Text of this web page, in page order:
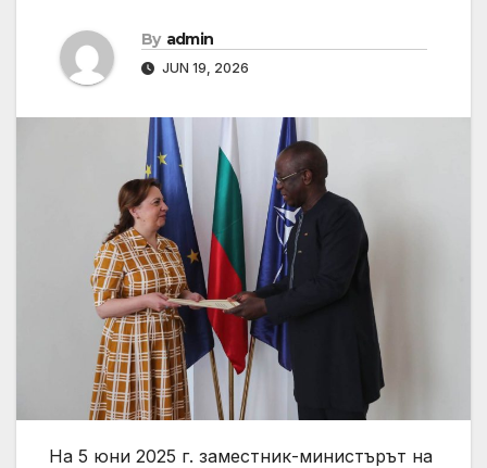
By admin
JUN 19, 2026
На 5 юни 2025 г. заместник-министърът на